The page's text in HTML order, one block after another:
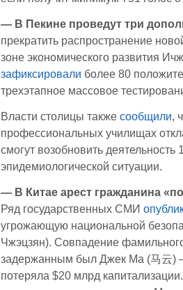
— В Пекине проведут три
прекратить распространение
зоне экономического развития
зафиксировали более 80
трехэтапное массовое
Власти столицы также сообщили,
профессиональных училищах
смогут возобновить
эпидемиологической ситуации.
— В Китае арест гражданина
Ряд государственных СМИ
угрожающую национальной
Чжэцзян). Совпадение
задержанным был Джек Ма (马云)
потеряла $20 млрд